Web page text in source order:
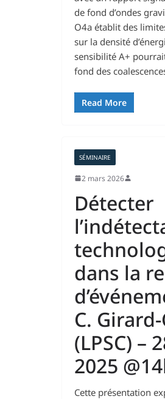
de fond d’ondes
O4a établit des
sur la densité
sensibilité A+
fond des
Read More
SÉMINAIRE
2 mars 2026
Détecter
dans la
C.
(LPSC) –
2025
Cette présentation